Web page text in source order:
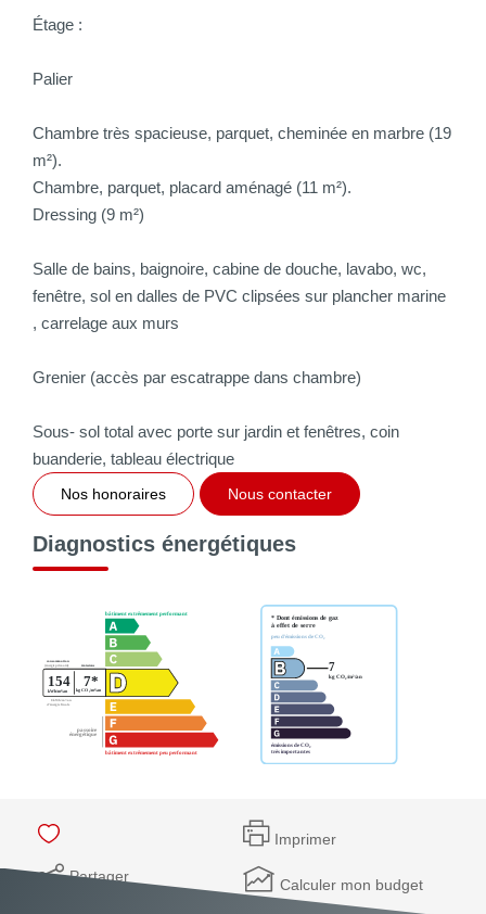
Étage :
Palier
Chambre très spacieuse, parquet, cheminée en marbre (19
m²).
Chambre, parquet, placard aménagé (11 m²).
Dressing (9 m²)
Salle de bains, baignoire, cabine de douche, lavabo, wc,
fenêtre, sol en dalles de PVC clipsées sur plancher marine
, carrelage aux murs
Grenier (accès par escatrappe dans chambre)
Sous- sol total avec porte sur jardin et fenêtres, coin
buanderie, tableau électrique
Nos honoraires Nous contacter
Diagnostics énergétiques
Imprimer
Partager Calculer mon budget